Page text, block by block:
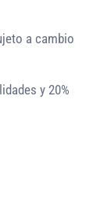
a cambio
y 20%